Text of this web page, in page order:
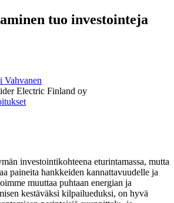
tuo investointeja
Vahvanen
Electric Finland oy
investointikohteena eturintamassa, mutta
paineita hankkeiden kannattavuudelle ja
muuttaa puhtaan energian ja
kestäväksi kilpailueduksi, on hyvä